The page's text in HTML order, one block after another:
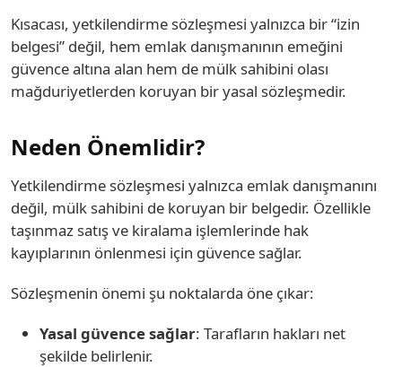
Kısacası, yetkilendirme sözleşmesi yalnızca bir “izin
belgesi” değil, hem emlak danışmanının emeğini
güvence altına alan hem de mülk sahibini olası
mağduriyetlerden koruyan bir yasal sözleşmedir.
Neden Önemlidir?
Yetkilendirme sözleşmesi yalnızca emlak danışmanını
değil, mülk sahibini de koruyan bir belgedir. Özellikle
taşınmaz satış ve kiralama işlemlerinde hak
kayıplarının önlenmesi için güvence sağlar.
Sözleşmenin önemi şu noktalarda öne çıkar:
Yasal güvence sağlar: Tarafların hakları net
şekilde belirlenir.